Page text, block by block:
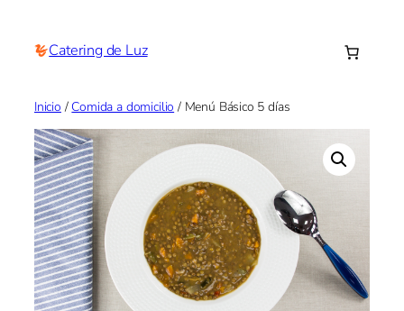
contenidoCatering de Luz
Inicio / Comida a domicilio / Menú Básico 5 días